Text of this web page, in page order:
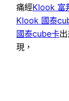
痛經Klook 富
Klook 國泰
國泰cube卡
現，